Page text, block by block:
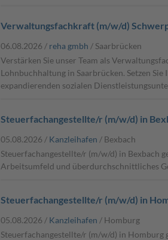
Verwaltungsfachkraft (m/w/d)
06.08.2026 / reha gmbh / Saarbrücken
Verstärken Sie unser Team als
Lohnbuchhaltung in Saarbrücken. Setzen
expandierenden sozialen
Steuerfachangestellte/r (m/w/d) in
05.08.2026 / Kanzleihafen / Bexbach
Steuerfachangestellte/r (m/w/d) in Bexbach
Arbeitsumfeld und überdurchschnittliches
Steuerfachangestellte/r (m/w/d) in
05.08.2026 / Kanzleihafen / Homburg
Steuerfachangestellte/r (m/w/d) in Homburg